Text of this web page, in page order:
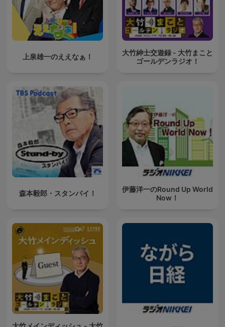
上泉雄一のええなぁ！
大竹紳士交遊録 - 大竹まこと
ゴールデンラジオ！
森本毅郎・スタンバイ！
伊藤洋一のRound Up World
Now！